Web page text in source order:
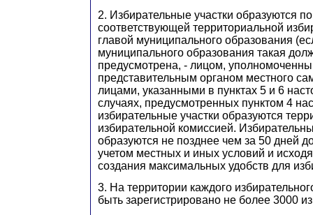
2. Избирательные участки образуются
соответствующей территориальной
главой муниципального образования
муниципального образования такая
предусмотрена, - лицом,
представительным органом местного
лицами, указанными в пунктах 5 и 6
случаях, предусмотренных пунктом 4
избирательные участки образуются
избирательной комиссией.
образуются не позднее чем за 50 дней
учетом местных и иных условий и
создания максимальных удобств для
3. На территории каждого
быть зарегистрировано не более 3000